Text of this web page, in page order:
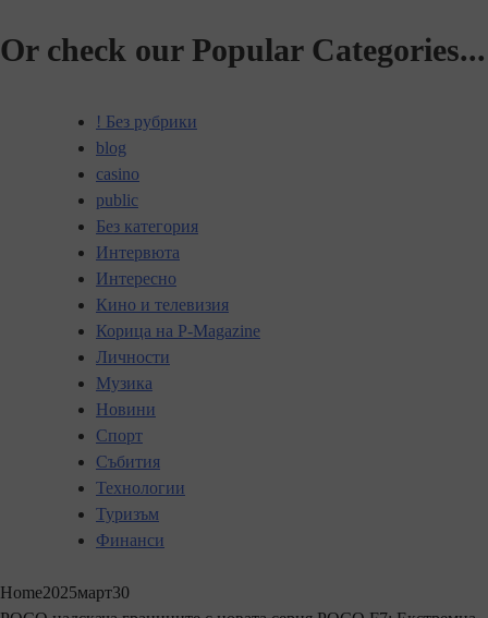
Or check our Popular Categories...
! Без рубрики
blog
casino
public
Без категория
Интервюта
Интересно
Кино и телевизия
Корица на P-Magazine
Личности
Музика
Новини
Спорт
Събития
Технологии
Туризъм
Финанси
Home2025март30